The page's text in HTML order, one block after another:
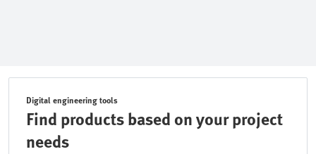
Digital engineering tools
Find products based on your project
needs